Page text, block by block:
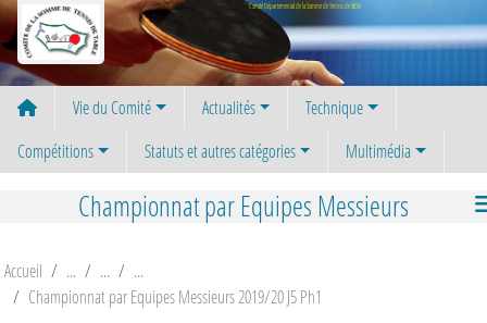
Comité Départemental de la Somme de Tennis de Table
Vie du Comité Actualités
Technique
Compétitions
Statuts et autres catégories Multimédia
Championnat par Equipes Messieurs
Accueil
Championnat par Equipes Messieurs 2019/20 J5 Ph1
Panneau de gestion des cookies